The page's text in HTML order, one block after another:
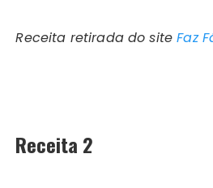
Receita retirada do siteFaz
Receita 2